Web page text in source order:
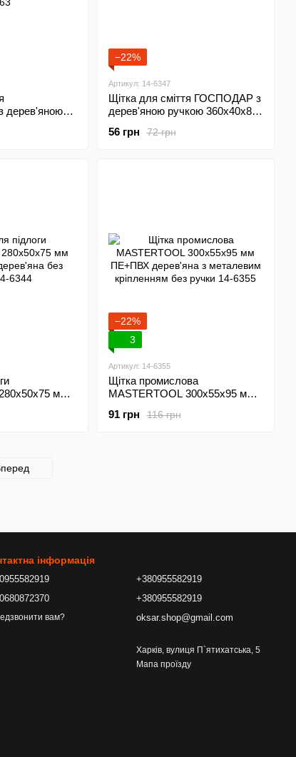
дерев'яною
5-рядна 14-
−22%
Артикул: 14-6347
Щітка для сміття ГОСПОДАР з
дерев'яною ручкою 360х40х80
72 грн
56 грн
мм
−22%
3
Артикул: 14-6355
Щітка промислова
MASTERTOOL 300х55х95 мм
металевим кріпленням без
116 грн
91 грн
інформація
вам?
+380955582919
+380955582919
oksar.shop@gmail.com
Харків, вулиця П`ятихатська, 5
Мапа проїзду